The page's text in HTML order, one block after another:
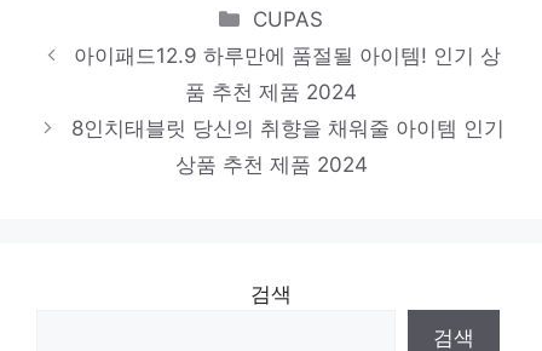
품 2024
아이패드에어5256
당신을 위한 세상에 하나뿐인 상품 인기 상품
추천 제품 2024
Categories
CUPAS
아이패드12.9 하루만에 품절될 아이템! 인기 상
품 추천 제품 2024
8인치태블릿 당신의 취향을 채워줄 아이템 인기
상품 추천 제품 2024
검색
검색